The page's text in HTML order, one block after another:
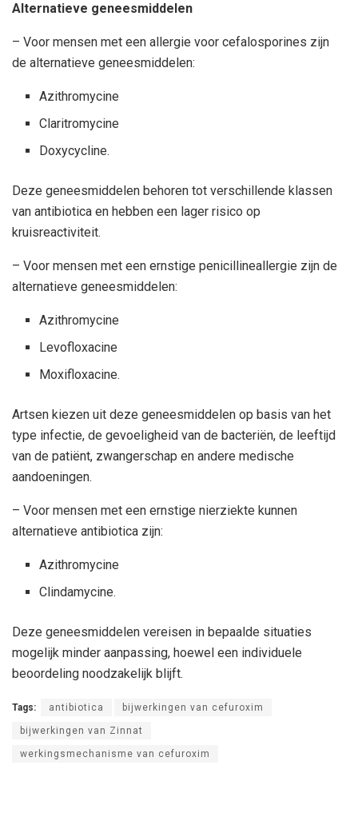
Alternatieve geneesmiddelen
– Voor mensen met een allergie voor cefalosporines zijn
de alternatieve geneesmiddelen:
Azithromycine
Claritromycine
Doxycycline.
Deze geneesmiddelen behoren tot verschillende klassen
van antibiotica en hebben een lager risico op
kruisreactiviteit.
– Voor mensen met een ernstige penicillineallergie zijn de
alternatieve geneesmiddelen:
Azithromycine
Levofloxacine
Moxifloxacine.
Artsen kiezen uit deze geneesmiddelen op basis van het
type infectie, de gevoeligheid van de bacteriën, de leeftijd
van de patiënt, zwangerschap en andere medische
aandoeningen.
– Voor mensen met een ernstige nierziekte kunnen
alternatieve antibiotica zijn:
Azithromycine
Clindamycine.
Deze geneesmiddelen vereisen in bepaalde situaties
mogelijk minder aanpassing, hoewel een individuele
beoordeling noodzakelijk blijft.
Tags: antibiotica bijwerkingen van cefuroxim
bijwerkingen van Zinnat
werkingsmechanisme van cefuroxim